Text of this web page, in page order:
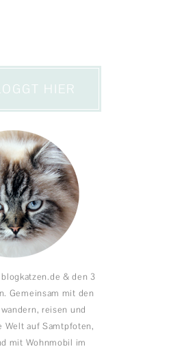
HIER
& den 3
Gemeinsam mit den
reisen und
Welt auf Samtpfoten,
mit Wohnmobil im